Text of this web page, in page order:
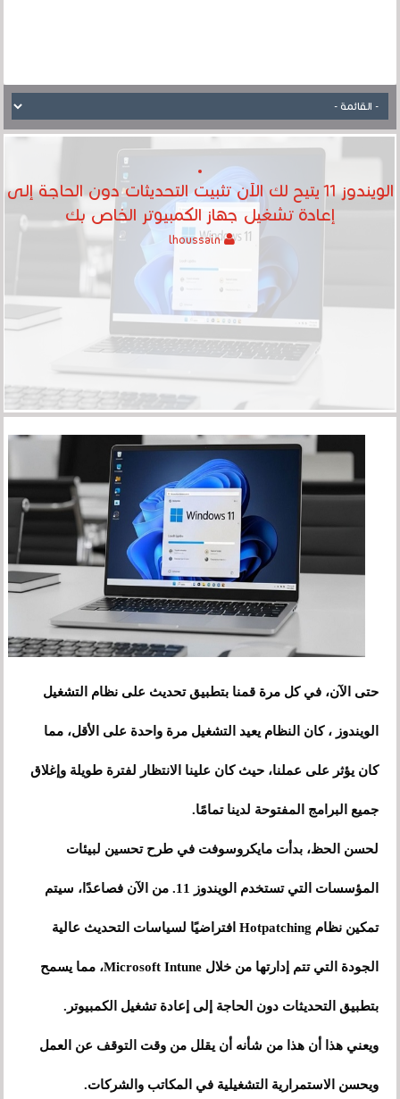
الويندوز 11 يتيح لك الآن تثبيت التحديثات دون الحاجة إلى
إعادة تشغيل جهاز الكمبيوتر الخاص بك
lhoussain
حتى الآن، في كل مرة قمنا بتطبيق تحديث على نظام التشغيل
الويندوز ، كان النظام يعيد التشغيل مرة واحدة على الأقل، مما
كان يؤثر على عملنا، حيث كان علينا الانتظار لفترة طويلة وإغلاق
جميع البرامج المفتوحة لدينا تمامًا.
لحسن الحظ، بدأت مايكروسوفت في طرح تحسين لبيئات
المؤسسات التي تستخدم الويندوز 11. من الآن فصاعدًا، سيتم
تمكين نظام Hotpatching افتراضيًا لسياسات التحديث عالية
الجودة التي تتم إدارتها من خلال Microsoft Intune، مما يسمح
بتطبيق التحديثات دون الحاجة إلى إعادة تشغيل الكمبيوتر.
ويعني هذا أن هذا من شأنه أن يقلل من وقت التوقف عن العمل
ويحسن الاستمرارية التشغيلية في المكاتب والشركات.